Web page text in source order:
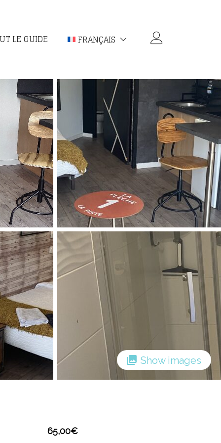
LE GUIDE FRANÇAIS
Show images
65,00€